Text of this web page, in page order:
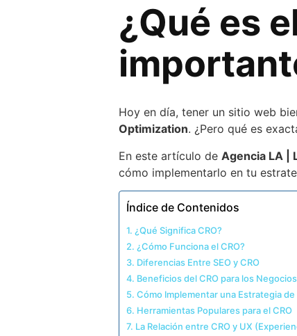
¿Qué es
Hoy en día, tener un sitio web
Optimization. ¿Pero qué es
En este artículo de Agencia LA |
cómo implementarlo en tu
Índice de Contenidos
¿Qué Significa CRO?
¿Cómo Funciona el CRO?
Diferencias Entre SEO y CRO
Beneficios del CRO para los Negocios
Cómo Implementar una Estrategia de
Herramientas Populares para el CRO
La Relación entre CRO y UX